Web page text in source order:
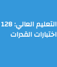
اختبارات القدرات